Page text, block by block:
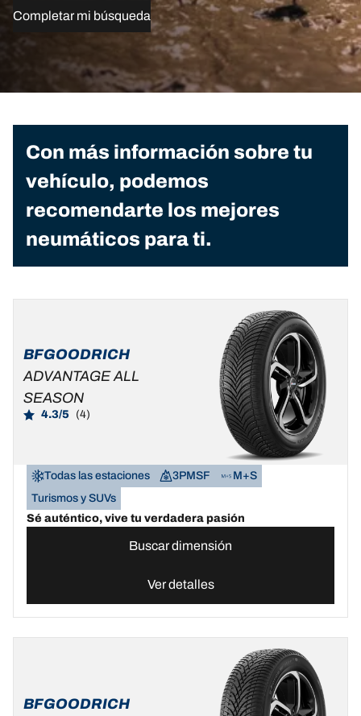
Completar mi búsqueda
Con más información sobre tu
vehículo, podemos
recomendarte los mejores
neumáticos para ti.
BFGOODRICH
ADVANTAGE ALL
SEASON
4.3/5 (4)
Todas las estaciones 3PMSF
M+S
Turismos y SUVs
Sé auténtico, vive tu verdadera pasión
Buscar dimensión
Ver detalles
BFGOODRICH